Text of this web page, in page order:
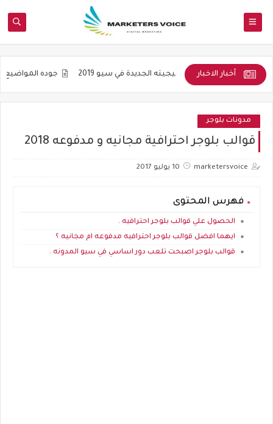
أخبار الاخبار
واستراتيجيته الجديدة في سيو 2019 جوده المواضيع و ليس عددها هو
مدونات بلوجر
قوالب بلوجر احترافية مجانيه و مدفوعه 2018
marketersvoice 10 يوليو 2017
فهرس المحتوى
الحصول علي قوالب بلوجر احترافيه .
ايهما افضل قوالب بلوجر احترافيه مدفوعه ام مجانيه ؟
قوالب بلوجر اصبحت تلعب دور اساسي في سيو المدونه .